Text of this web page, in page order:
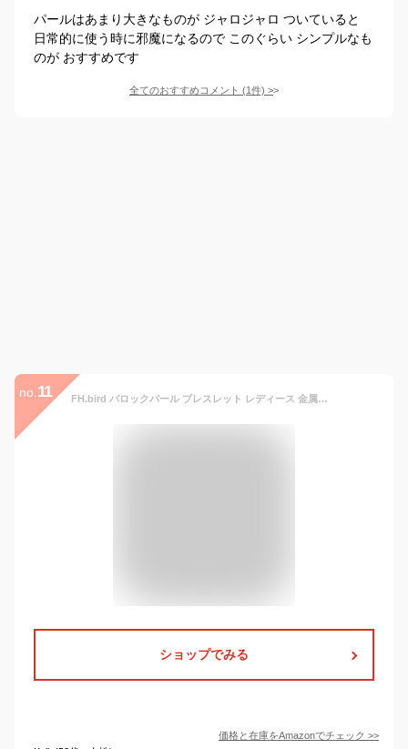
パールはあまり大きなものが ジャロジャロ ついていると
日常的に使う時に邪魔になるので このぐらい シンプルなも
のが おすすめです
全てのおすすめコメント (1件) >
no. 11 FH.bird バロックパール ブレスレット レディース 金属アレルギー対応 シルバー925 ブレスレット シンプル 普段使い 結婚式 プレゼント
ショップでみる
価格と在庫をAmazonでチェック >>